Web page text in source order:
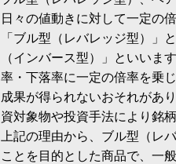
日々の値動きに対して一定の
「ブル型（レバレッジ型）」
（インバース型）」といいま
率・下落率に一定の倍率を乗
成果が得られないおそれがあ
資対象物や投資手法により銘
上記の理由から、ブル型（レ
ことを目的とした商品で、一